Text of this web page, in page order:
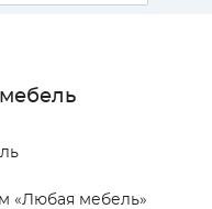
«Любая мебель»